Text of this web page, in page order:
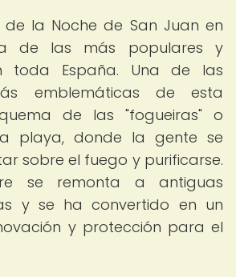
de la Noche de San Juan en
de las más populares y
toda España. Una de las
emblemáticas de esta
de las "fogueiras" o
playa, donde la gente se
sobre el fuego y purificarse.
se remonta a antiguas
y se ha convertido en un
y protección para el